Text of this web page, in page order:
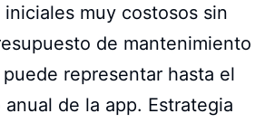
muy costosos sin
de mantenimiento
representar hasta el
de la app. Estrategia